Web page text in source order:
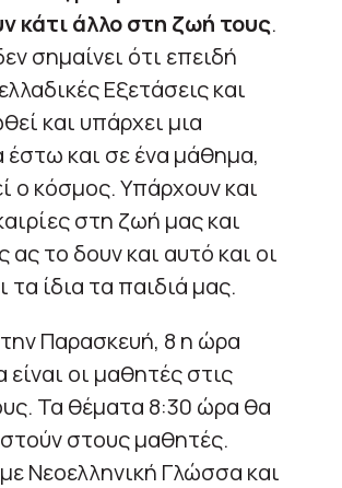
κάτι άλλο στη ζωή τους.
σημαίνει ότι επειδή
Εξετάσεις και
και υπάρχει μια
έστω και σε ένα μάθημα,
ο κόσμος. Υπάρχουν και
στη ζωή μας και
το δουν και αυτό και οι
τα ίδια τα παιδιά μας.
την Παρασκευή, 8 η ώρα
είναι οι μαθητές στις
Τα θέματα 8:30 ώρα θα
στους μαθητές.
Νεοελληνική Γλώσσα και